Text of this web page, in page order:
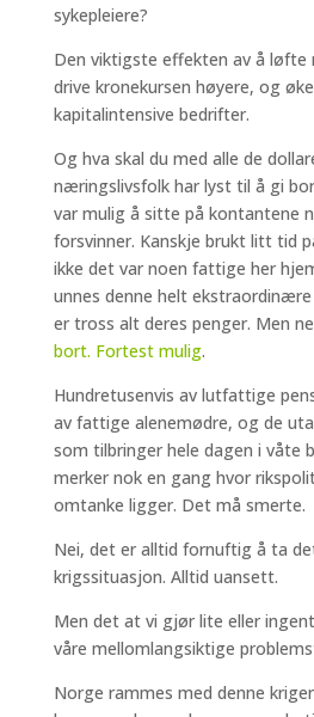
sykepleiere?
Den viktigste effekten av å løfte
drive kronekursen høyere, og
kapitalintensive bedrifter.
Og hva skal du med alle de
næringslivsfolk har lyst til å gi
var mulig å sitte på kontantene
forsvinner. Kanskje brukt litt tid
ikke det var noen fattige her
unnes denne helt
er tross alt deres penger. Men
bort. Fortest mulig.
Hundretusenvis av lutfattige
av fattige alenemødre, og de
som tilbringer hele dagen i våte
merker nok en gang hvor
omtanke ligger. Det må smerte.
Nei, det er alltid fornuftig å ta
krigssituasjon. Alltid uansett.
Men det at vi gjør lite eller
våre mellomlangsiktige
Norge rammes med denne